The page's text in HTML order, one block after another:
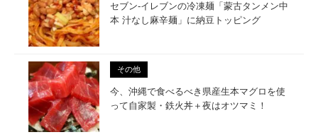
セブン-イレブンの冷凍麺「蒙古タンメン中
本 汁なし麻辛麺」に納豆トッピング
その他
今、沖縄で食べるべき県産生本マグロを使
って自家製・鉄火丼＋夜はオツマミ！